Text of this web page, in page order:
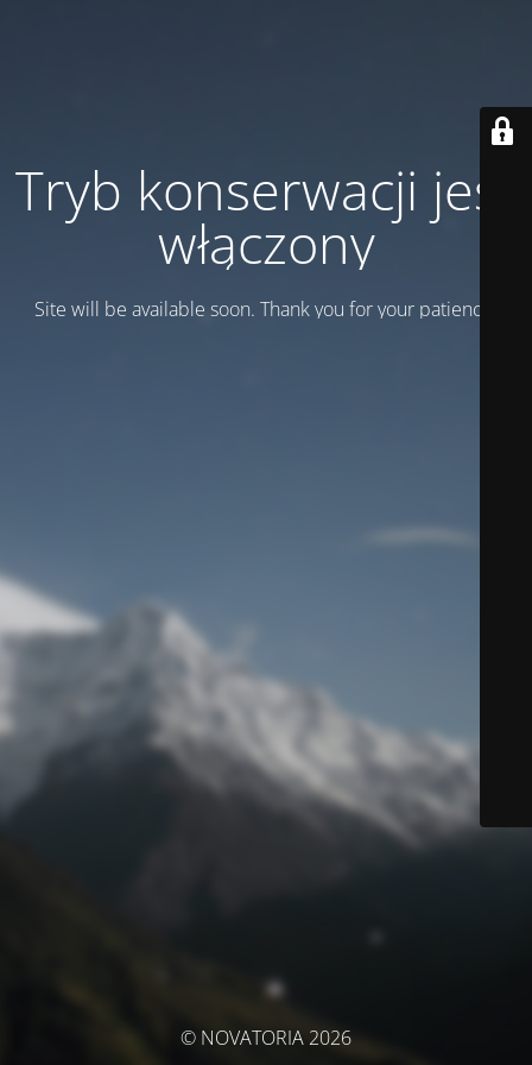
Tryb konserwacji jest
włączony
Site will be available soon. Thank you for your patience!
© NOVATORIA 2026